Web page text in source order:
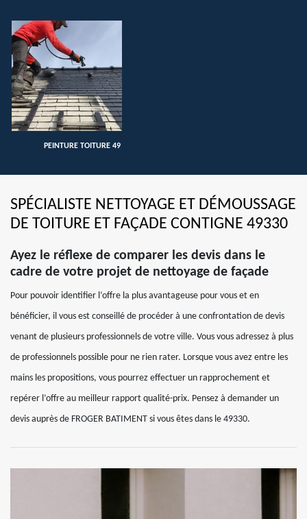
PEINTURE TOITURE 49
SPÉCIALISTE NETTOYAGE ET DÉMOUSSAGE
DE TOITURE ET FAÇADE CONTIGNE 49330
Ayez le réflexe de comparer les devis dans le
cadre de votre projet de nettoyage de façade
Pour pouvoir identifier l’offre la plus avantageuse pour vous et en
bénéficier, il vous est conseillé de procéder à une confrontation de devis
venant de plusieurs professionnels de votre ville. Vous vous adressez à plus
de professionnels possible pour ne rien rater. Lorsque vous avez entre les
mains les propositions, vous pourrez effectuer un rapprochement et
repérer l’offre au meilleur rapport qualité-prix. Pensez à demander un
devis auprès de FROGER BATIMENT si vous êtes dans le 49330.